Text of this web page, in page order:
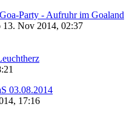
Party - Aufruhr im Goaland
13. Nov 2014, 02:37
03.08.2014
17:16